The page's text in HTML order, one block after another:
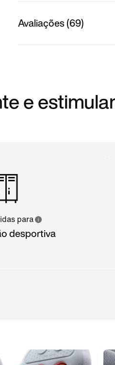
Avaliações (69)
e
para
desportiva